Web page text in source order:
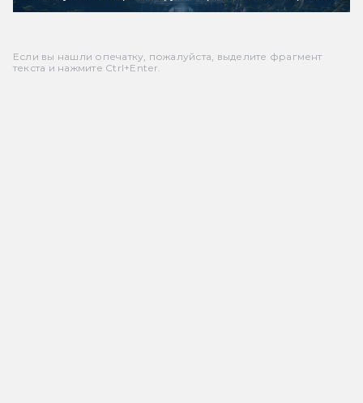
Если вы нашли опечатку, пожалуйста, выделите фрагмент
текста и нажмите Ctrl+Enter.